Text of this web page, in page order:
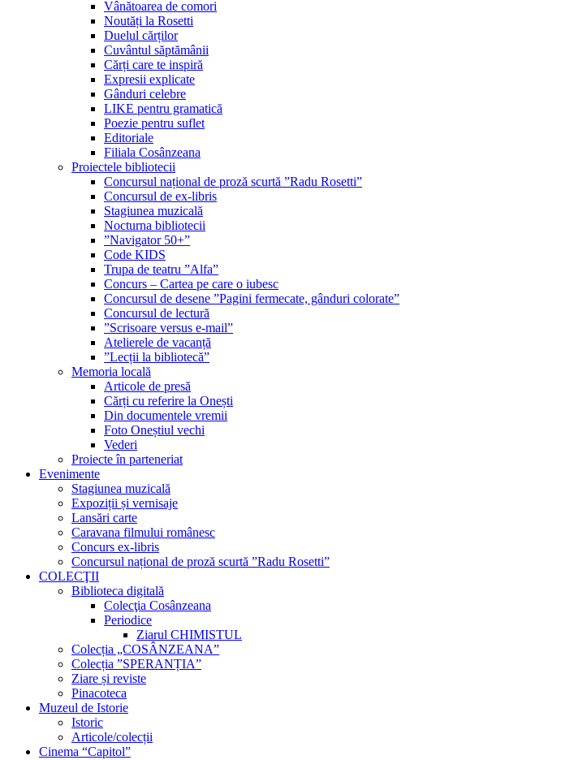
Vânătoarea de comori
Noutăți la Rosetti
Duelul cărților
Cuvântul săptămânii
Cărți care te inspiră
Expresii explicate
Gânduri celebre
LIKE pentru gramatică
Poezie pentru suflet
Editoriale
Filiala Cosânzeana
Proiectele bibliotecii
Concursul național de proză scurtă ”Radu Rosetti”
Concursul de ex-libris
Stagiunea muzicală
Nocturna bibliotecii
”Navigator 50+”
Code KIDS
Trupa de teatru ”Alfa”
Concurs – Cartea pe care o iubesc
Concursul de desene ”Pagini fermecate, gânduri colorate”
Concursul de lectură
”Scrisoare versus e-mail”
Atelierele de vacanță
”Lecții la bibliotecă”
Memoria locală
Articole de presă
Cărți cu referire la Onești
Din documentele vremii
Foto Oneștiul vechi
Vederi
Proiecte în parteneriat
Evenimente
Stagiunea muzicală
Expoziții și vernisaje
Lansări carte
Caravana filmului românesc
Concurs ex-libris
Concursul național de proză scurtă ”Radu Rosetti”
COLECŢII
Biblioteca digitală
Colecţia Cosânzeana
Periodice
Ziarul CHIMISTUL
Colecția „COSÂNZEANA”
Colecția ”SPERANȚIA”
Ziare și reviste
Pinacoteca
Muzeul de Istorie
Istoric
Articole/colecții
Cinema “Capitol”